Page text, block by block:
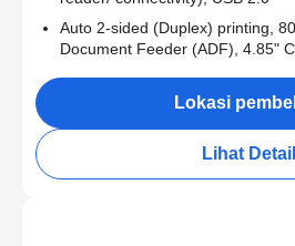
Auto 2-sided (Duplex) printing,
Document Feeder (ADF), 4.85"
Lokasi
Lihat Detail